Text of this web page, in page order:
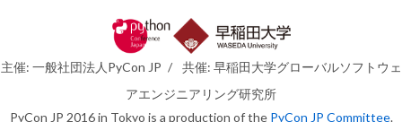
主催: 一般社団法人PyCon JP /
共催: 早稲田大学グローバルソフトウェ
アエンジニアリング研究所
PyCon JP 2016 in Tokyo is a production of the PyCon JP Committee.